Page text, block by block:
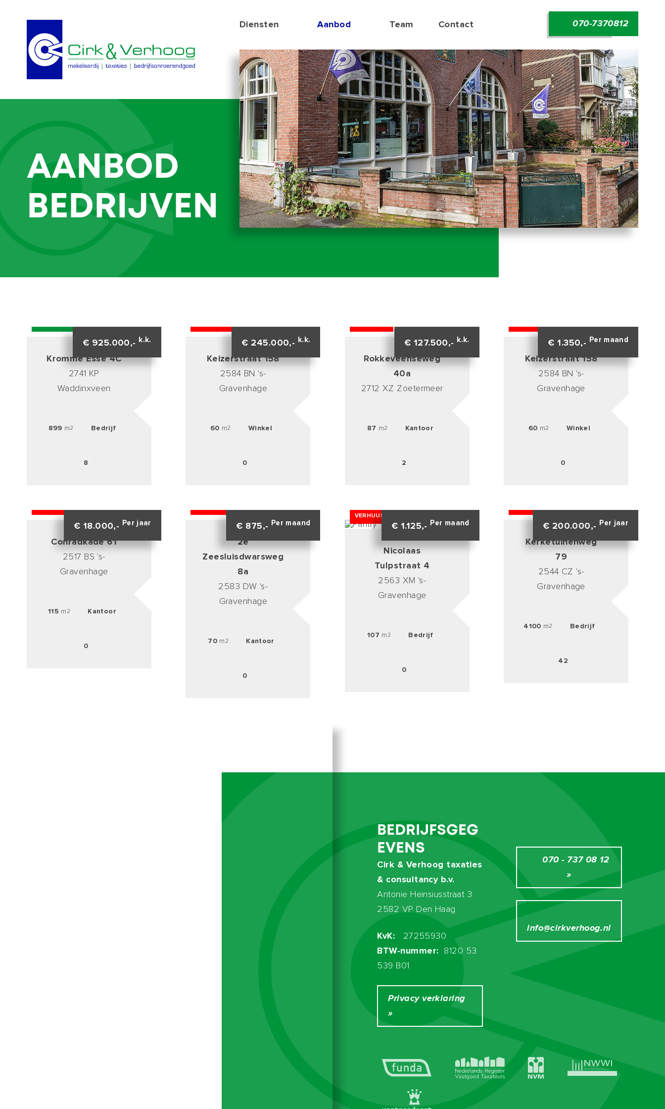
Diensten Aanbod Team Contact 070-7370812
AANBOD
BEDRIJVEN
€ 925.000,- k.k.
Kromme Esse 4C
2741 KP
Waddinxveen
899 m2 Bedrijf
8
€ 245.000,- k.k.
Keizerstraat 158
2584 BN 's-
Gravenhage
60 m2 Winkel
0
€ 127.500,- k.k.
Rokkeveenseweg
40a
2712 XZ Zoetermeer
87 m2 Kantoor
2
€ 1.350,- Per maand
Keizerstraat 158
2584 BN 's-
Gravenhage
60 m2 Winkel
0
€ 18.000,- Per jaar
Conradkade 61
2517 BS 's-
Gravenhage
115 m 2 Kantoor
0
€ 875,- Per maand
2e
Zeesluisdwarsweg
8a
2583 DW 's-
Gravenhage
70m 2 Kantoor
0
€ 1.125,- Per maand
VERHUURD
Nicolaas
Tulpstraat 4
2563 XM 's-
Gravenhage
107 m 2 Bedrijf
0
€ 200.000,- Per jaar
Kerketuinenweg
79
2544 CZ 's-
Gravenhage
4100 m2 Bedrijf
42
BEDRIJFSGEG
EVENS
Cirk & Verhoog taxaties
& consultancy b.v.
Antonie Heinsiusstraat 3
2582 VP Den Haag
KvK: 27255930
BTW-nummer: 8120 53
539 B01
Privacy verklaring
»
070 - 737 08 12
»
info@cirkverhoog.nl